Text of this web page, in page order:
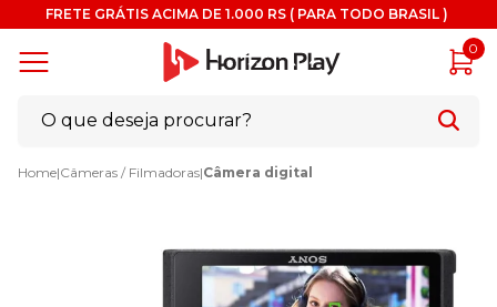
FRETE GRÁTIS ACIMA DE 1.000 RS ( PARA TODO BRASIL )
0
Home|Câmeras / Filmadoras|Câmera digital